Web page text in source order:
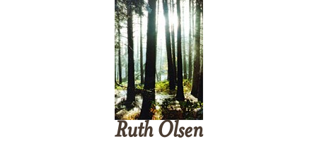
Ruth Olsen